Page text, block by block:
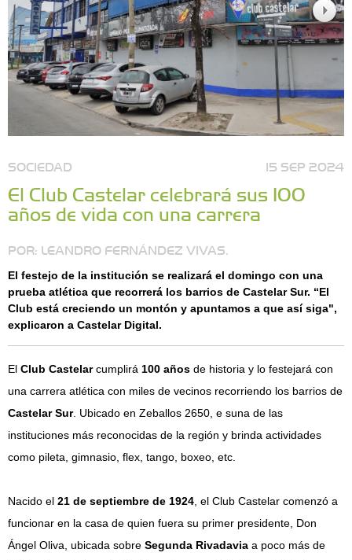
SOCIEDAD 15 SEP 2024
El Club Castelar celebrará sus 100
años de vida con una carrera
POR: LEANDRO FERNÁNDEZ VIVAS.
El festejo de la institución se realizará el domingo con una
prueba atlética que recorrerá los barrios de Castelar Sur. “El
Club está creciendo un montón y apuntamos a que así siga",
explicaron a Castelar Digital.
El Club Castelarcumplirá 100 años de historia y lo festejará con
una carrera atlética con miles de vecinos recorriendo los barrios de
Castelar Sur. Ubicado en Zeballos 2650, e suna de las
instituciones más reconocidas de la región y brinda actividades
como pileta, gimnasio, flex, tango, boxeo, etc.
Nacido el 21 de septiembre de 1924, el Club Castelar comenzó a
funcionar en la casa de quien fuera su primer presidente, Don
Ángel Oliva, ubicada sobre Segunda Rivadavia a poco más de